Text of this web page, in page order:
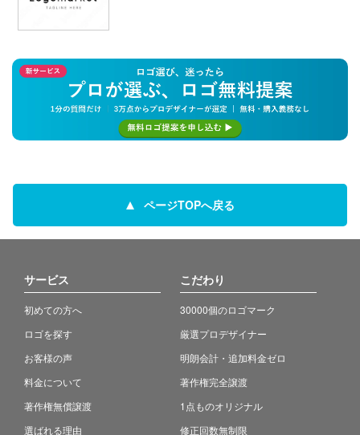
ページTOPへ戻る
サービス
初めての方へ
ロゴを探す
お客様の声
料金について
著作権無償譲渡
選ばれる理由
こだわり
30000個のロゴマーク
厳選プロデザイナー
明朗会計・追加料金ゼロ
著作権完全譲渡
1点ものオリジナル
修正回数無制限